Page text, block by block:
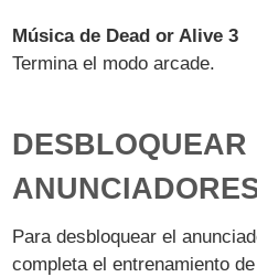
Música de Dead or Alive 3
Termina el modo arcade.
DESBLOQUEAR
Para desbloquear el
completa el entrenamiento